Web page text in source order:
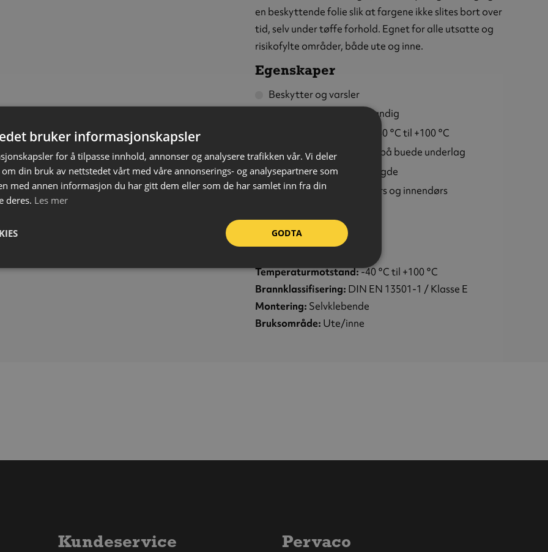
en beskyttende folie slik at fargene ikke slites bort over
tid, selv under tøffe forhold. Egnet for alle utsatte og
risikofylte områder, både ute og inne.
Egenskaper
Beskytter og varsler
Slitesterk og fargebestandig
Tåler temperaturer fra -40 °C til +100 °C
Fleksibel – kan monteres på buede underlag
Kan kappes til ønsket lengde
Kan brukes både utendørs og innendørs
Profil:Type F
Temperaturmotstand:-40 °C til +100 °C
Brannklassifisering: DIN EN 13501-1 / Klasse E
Montering: Selvklebende
Bruksområde: Ute/inne
Kundeservice Pervaco
bruker informasjonskapsler
for å tilpasse innhold, annonser og analysere trafikken vår. Vi deler
din bruk av nettstedet vårt med våre annonserings- og analysepartnere som
med annen informasjon du har gitt dem eller som de har samlet inn fra din
deres. Les mer
GODTA